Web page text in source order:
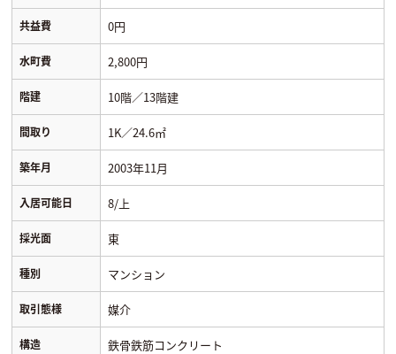
共益費 0円
水町費 2,800円
階建 10階／13階建
間取り 1K／24.6㎡
築年月 2003年11月
入居可能日 8/上
採光面 東
種別 マンション
取引態様 媒介
構造 鉄骨鉄筋コンクリート